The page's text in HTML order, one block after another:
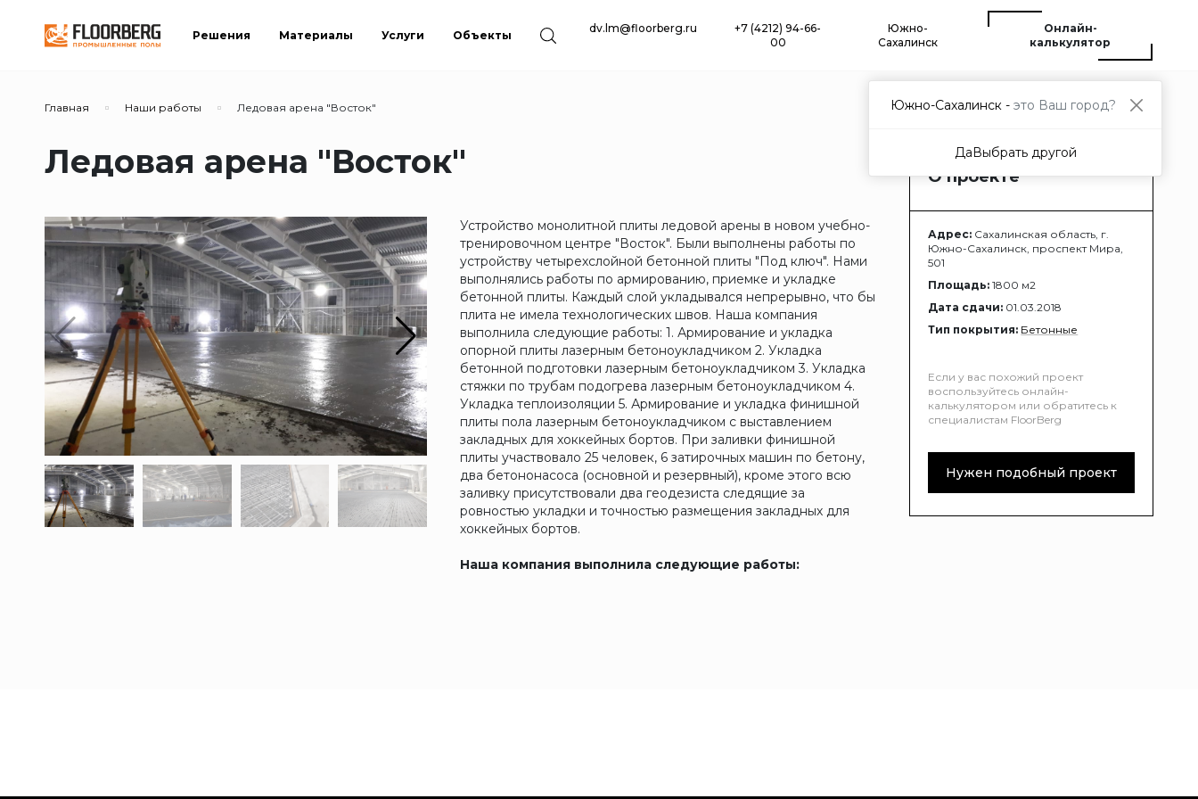
Решения Материалы Услуги Объекты
dv.lm@floorberg.ru
+7 (4212) 94-66-
00
Южно-
Сахалинск
Онлайн-
калькулятор
Главная Наши работы Ледовая арена "Восток"
Ледовая арена "Восток"
Устройство монолитной плиты ледовой арены в новом учебно-
тренировочном центре "Восток". Были выполнены работы по
устройству четырехслойной бетонной плиты "Под ключ". Нами
выполнялись работы по армированию, приемке и укладке
бетонной плиты. Каждый слой укладывался непрерывно, что бы
плита не имела технологических швов. Наша компания
выполнила следующие работы: 1. Армирование и укладка
опорной плиты лазерным бетоноукладчиком 2. Укладка
бетонной подготовки лазерным бетоноукладчиком 3. Укладка
стяжки по трубам подогрева лазерным бетоноукладчиком 4.
Укладка теплоизоляции 5. Армирование и укладка финишной
плиты пола лазерным бетоноукладчиком с выставлением
закладных для хоккейных бортов. При заливки финишной
плиты участвовало 25 человек, 6 затирочных машин по бетону,
два бетононасоса (основной и резервный), кроме этого всю
заливку присутствовали два геодезиста следящие за
ровностью укладки и точностью размещения закладных для
хоккейных бортов.
Наша компания выполнила следующие работы:
О проекте
Адрес: Сахалинская область, г.
Южно-Сахалинск, проспект Мира,
501
Площадь:1800 м2
Дата сдачи: 01.03.2018
Тип покрытия: Бетонные
Если у вас похожий проект
воспользуйтесь онлайн-
калькулятором или обратитесь к
специалистам FloorBerg
Нужен подобный проект
Южно-Сахалинск - это Ваш город?
ДаВыбрать другой